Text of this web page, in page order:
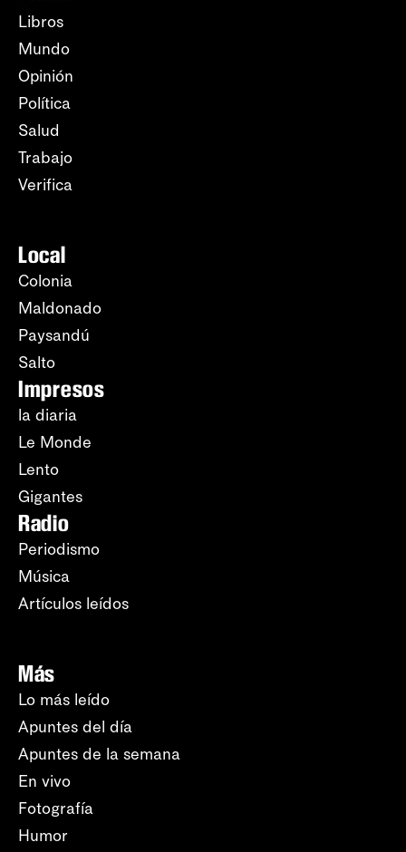
Libros
Mundo
Opinión
Política
Salud
Trabajo
Verifica
Local
Colonia
Maldonado
Paysandú
Salto
Impresos
la diaria
Le Monde
Lento
Gigantes
Radio
Periodismo
Música
Artículos leídos
Más
Lo más leído
Apuntes del día
Apuntes de la semana
En vivo
Fotografía
Humor